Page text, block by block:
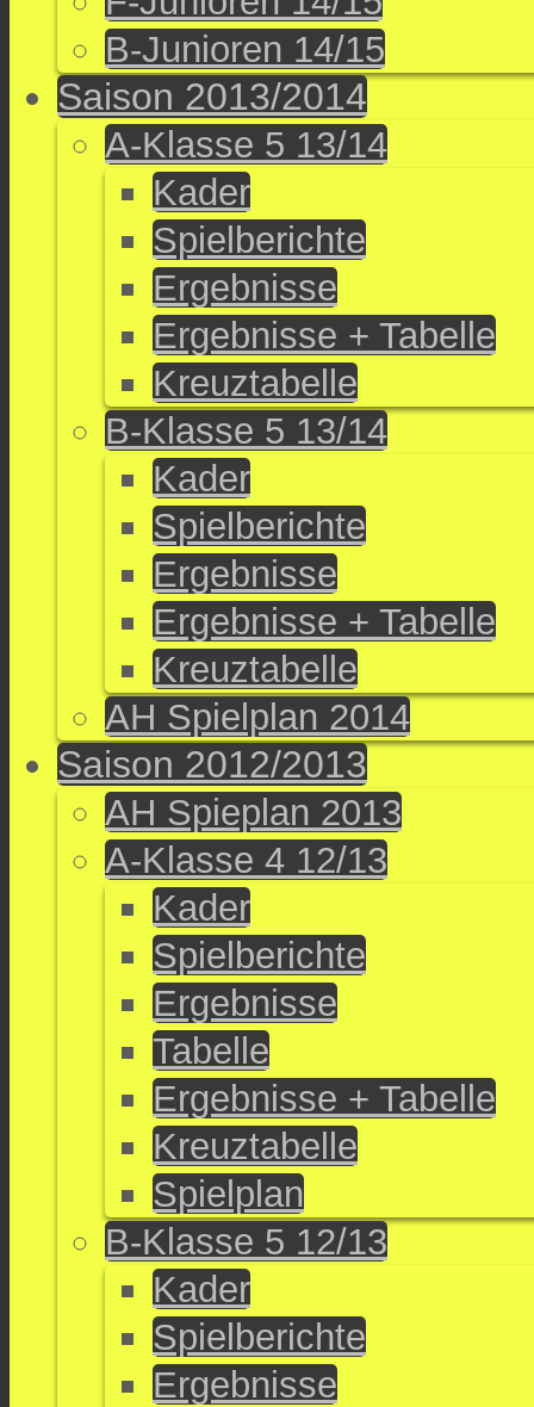
B-Junioren 14/15
Saison 2013/2014
A-Klasse 5 13/14
Kader
Spielberichte
Ergebnisse
Ergebnisse + Tabelle
Kreuztabelle
B-Klasse 5 13/14
Kader
Spielberichte
Ergebnisse
Ergebnisse + Tabelle
Kreuztabelle
AH Spielplan 2014
Saison 2012/2013
AH Spieplan 2013
A-Klasse 4 12/13
Kader
Spielberichte
Ergebnisse
Tabelle
Ergebnisse + Tabelle
Kreuztabelle
Spielplan
B-Klasse 5 12/13
Kader
Spielberichte
Ergebnisse